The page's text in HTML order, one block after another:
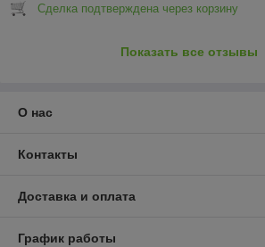
Сделка подтверждена через корзину
Показать все отзывы
О нас
Контакты
Доставка и оплата
График работы